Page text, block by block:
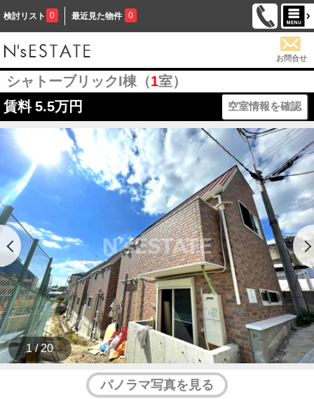
検討リスト 0 最近見た物件 0
お問合せ
シャトーブリックI棟（1室）
賃料 5.5万円 空室情報を確認
1 / 20
パノラマ写真を見る